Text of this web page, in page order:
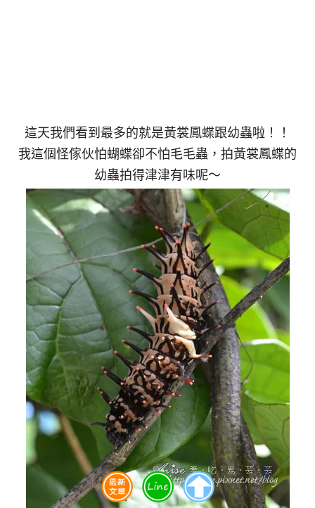
這天我們看到最多的就是黃裳鳳蝶跟幼蟲啦！！
我這個怪傢伙怕蝴蝶卻不怕毛毛蟲，拍黃裳鳳蝶的
幼蟲拍得津津有味呢～